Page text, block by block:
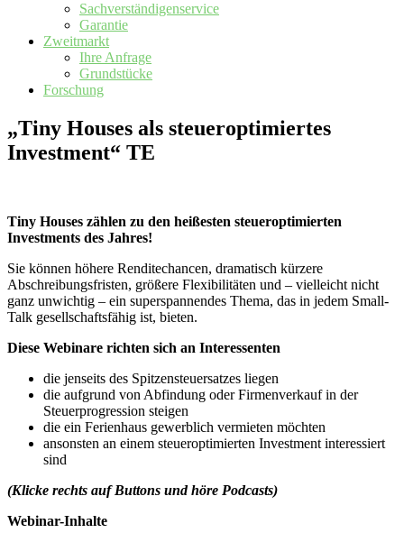
Sachverständigenservice
Garantie
Zweitmarkt
Ihre Anfrage
Grundstücke
Forschung
„Tiny Houses als steueroptimiertes
Investment“ TE
Tiny Houses zählen zu den heißesten steueroptimierten
Investments des Jahres!
Sie können höhere Renditechancen, dramatisch kürzere
Abschreibungsfristen, größere Flexibilitäten und – vielleicht nicht
ganz unwichtig – ein superspannendes Thema, das in jedem Small-
Talk gesellschaftsfähig ist, bieten.
Diese Webinare richten sich an Interessenten
die jenseits des Spitzensteuersatzes liegen
die aufgrund von Abfindung oder Firmenverkauf in der
Steuerprogression steigen
die ein Ferienhaus gewerblich vermieten möchten
ansonsten an einem steueroptimierten Investment interessiert
sind
(Klicke rechts auf Buttons und höre Podcasts)
Webinar-Inhalte